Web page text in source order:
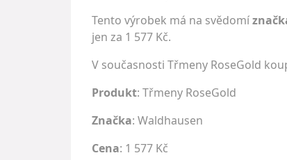
Tento výrobek má na svědomí
jen za 1 577 Kč.
V současnosti Třmeny RoseGold
Produkt: Třmeny RoseGold
Značka: Waldhausen
Cena: 1 577 Kč